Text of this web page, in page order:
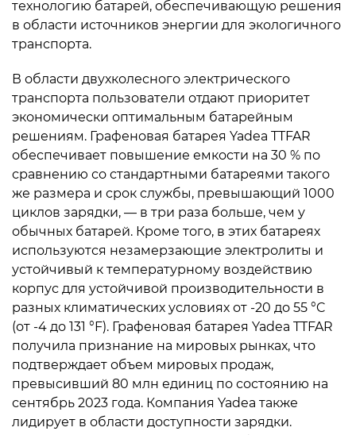
технологию батарей, обеспечивающую решения
в области источников энергии для экологичного
транспорта.
В области двухколесного электрического
транспорта пользователи отдают приоритет
экономически оптимальным батарейным
решениям. Графеновая батарея Yadea TTFAR
обеспечивает повышение емкости на 30 % по
сравнению со стандартными батареями такого
же размера и срок службы, превышающий 1000
циклов зарядки, — в три раза больше, чем у
обычных батарей. Кроме того, в этих батареях
используются незамерзающие электролиты и
устойчивый к температурному воздействию
корпус для устойчивой производительности в
разных климатических условиях от -20 до 55 °C
(от -4 до 131 °F). Графеновая батарея Yadea TTFAR
получила признание на мировых рынках, что
подтверждает объем мировых продаж,
превысивший 80 млн единиц по состоянию на
сентябрь 2023 года. Компания Yadea также
лидирует в области доступности зарядки.